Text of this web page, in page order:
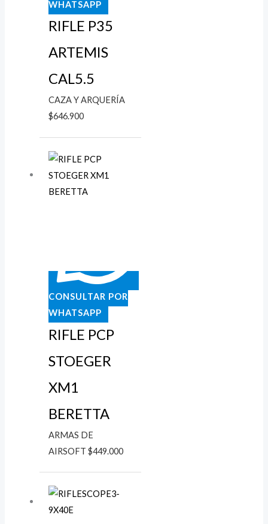
WHATSAPP
RIFLE P35
ARTEMIS
CAL5.5
CAZA Y ARQUERÍA
$646.900
CONSULTAR POR
WHATSAPP
RIFLE PCP
STOEGER
XM1
BERETTA
ARMAS DE
AIRSOFT $449.000